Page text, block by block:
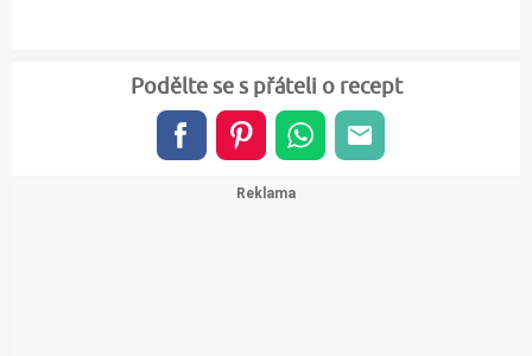
Podělte se s přáteli o recept